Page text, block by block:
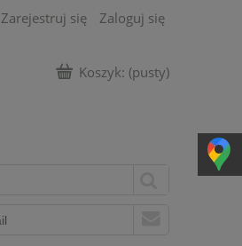
Zarejestruj się Zaloguj się
Koszyk: (pusty)